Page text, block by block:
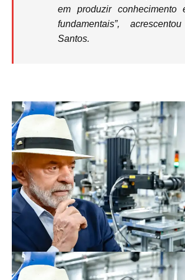
em produzir conhecimento
fundamentais”,
Santos.